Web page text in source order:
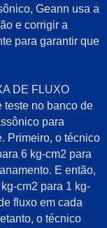
Geann usa a
e corrigir a
para garantir que
DE FLUXO
teste no banco de
para
Primeiro, o técnico
6 kg-cm2 para
E então,
cm2 para 1 kg-
fluxo em cada
o técnico